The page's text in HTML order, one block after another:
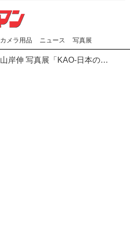
カメラ用品 ニュース 写真展
山岸伸 写真展「KAO-日本の顔-」 2024年7月16日 より7月27日 まで、ニューオータニ ガーデンコート3階 オカムラガーデンコートショールームにて開催